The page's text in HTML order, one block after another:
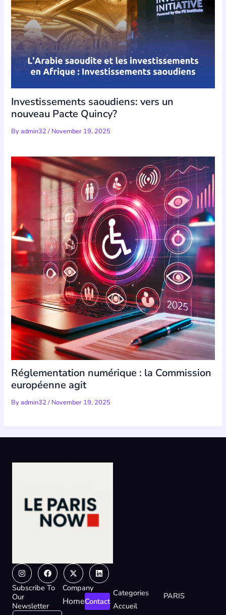
Investissements saoudiens: vers un
nouveau Pacte Quincy?
Byadmin32/ November 19, 2025
Réglementation numérique : la Commission
européenne agit
Byadmin32/ November 19, 2025
InstagramFacebook
X-
twitter
Linkedin
Subscribe To
Our
Newsletter
Company
HomeContact
Categories
Accueil
PARIS